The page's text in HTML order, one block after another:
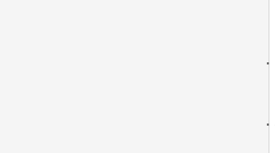
·
·